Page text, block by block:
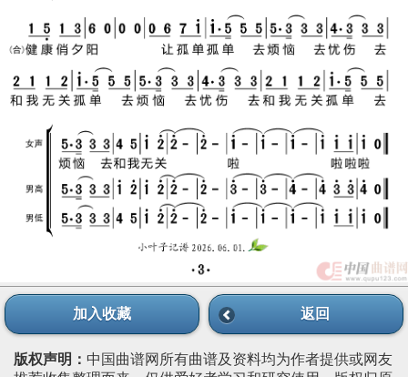
加入收藏 返回
版权声明： 中国曲谱网所有曲谱及资料均为作者提供或网友